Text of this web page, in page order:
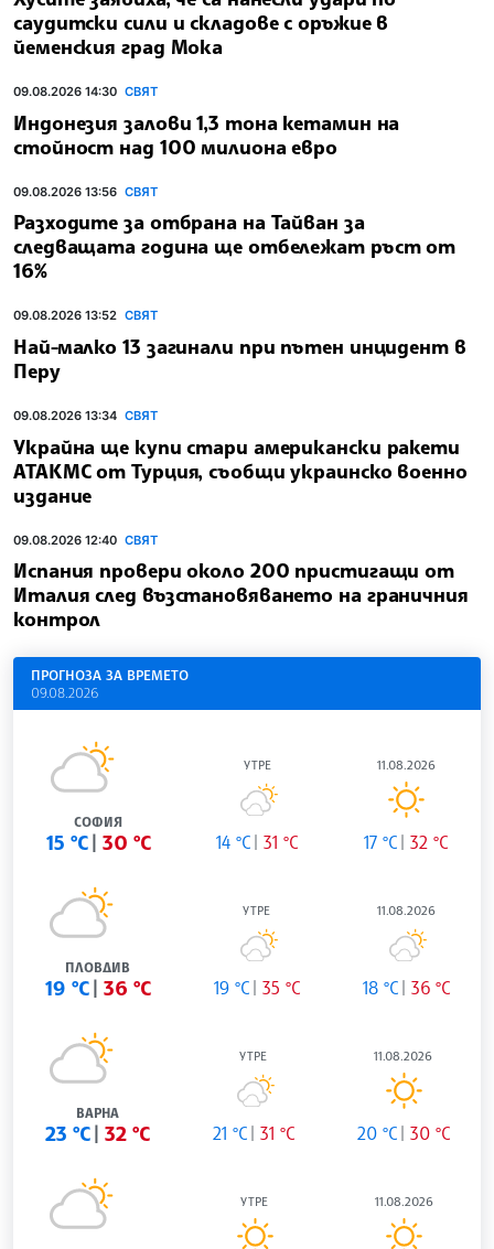
саудитски сили и складове с оръжие в
йеменския град Мока
09.08.2026 14:30 СВЯТ
Индонезия залови 1,3 тона кетамин на
стойност над 100 милиона евро
09.08.2026 13:56 СВЯТ
Разходите за отбрана на Тайван за
следващата година ще отбележат ръст от
16%
09.08.2026 13:52 СВЯТ
Най-малко 13 загинали при пътен инцидент в
Перу
09.08.2026 13:34 СВЯТ
Украйна ще купи стари американски ракети
АТАКМС от Турция, съобщи украинско военно
издание
09.08.2026 12:40 СВЯТ
Испания провери около 200 пристигащи от
Италия след възстановяването на граничния
контрол
ПРОГНОЗА ЗА ВРЕМЕТО
09.08.2026
СОФИЯ
15 °C 30 °C
УТРЕ
14 °C 31 °C
11.08.2026
17 °C 32 °C
ПЛОВДИВ
19 °C 36 °C
УТРЕ
19 °C 35 °C
11.08.2026
18 °C 36 °C
ВАРНА
23 °C 32 °C
УТРЕ
21 °C 31 °C
11.08.2026
20 °C 30 °C
УТРЕ 11.08.2026